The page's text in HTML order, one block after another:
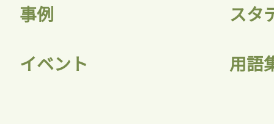
事例 スタ
イベント 用語